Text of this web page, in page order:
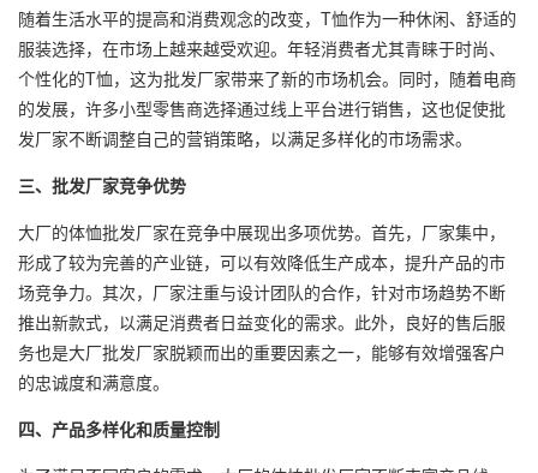
随着生活水平的提高和消费观念的改变，T恤作为一种休闲、舒适的
服装选择，在市场上越来越受欢迎。年轻消费者尤其青睐于时尚、
个性化的T恤，这为批发厂家带来了新的市场机会。同时，随着电商
的发展，许多小型零售商选择通过线上平台进行销售，这也促使批
发厂家不断调整自己的营销策略，以满足多样化的市场需求。
三、批发厂家竞争优势
大厂的体恤批发厂家在竞争中展现出多项优势。首先，厂家集中，
形成了较为完善的产业链，可以有效降低生产成本，提升产品的市
场竞争力。其次，厂家注重与设计团队的合作，针对市场趋势不断
推出新款式，以满足消费者日益变化的需求。此外，良好的售后服
务也是大厂批发厂家脱颖而出的重要因素之一，能够有效增强客户
的忠诚度和满意度。
四、产品多样化和质量控制